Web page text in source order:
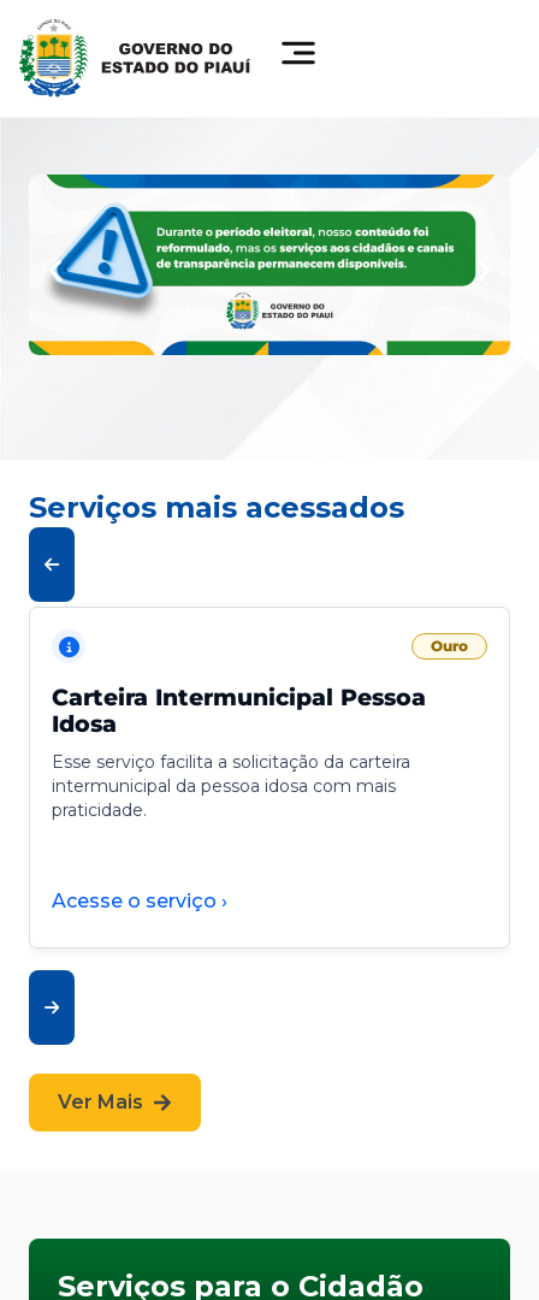
Serviços mais acessados
Ouro
Carteira Intermunicipal Pessoa
Idosa
Esse serviço facilita a solicitação da carteira
intermunicipal da pessoa idosa com mais
praticidade.
Acesse o serviço ›
Ver Mais
Serviços para o Cidadão